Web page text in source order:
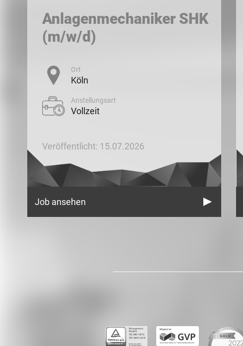
Anlagenmechaniker SHK
(m/w/d)
Ort
Köln
Anstellungsart
Vollzeit
Veröffentlicht: 15.07.2026
Job ansehen